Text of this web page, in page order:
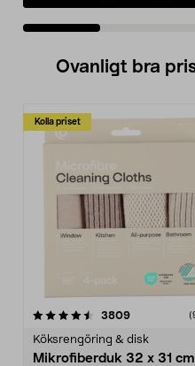
Ovanligt bra
Kolla priset
3809recensioner
Köksrengöring & disk
Mikrofiberduk 32 x 31
4.0av 5 stjärnor